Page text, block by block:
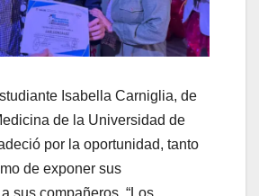
Isabella Carniglia, de
de la Universidad de
por la oportunidad, tanto
de exponer sus